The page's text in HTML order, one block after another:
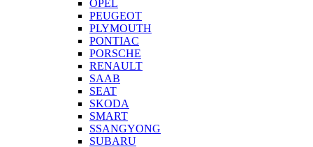
OPEL
PEUGEOT
PLYMOUTH
PONTIAC
PORSCHE
RENAULT
SAAB
SEAT
SKODA
SMART
SSANGYONG
SUBARU